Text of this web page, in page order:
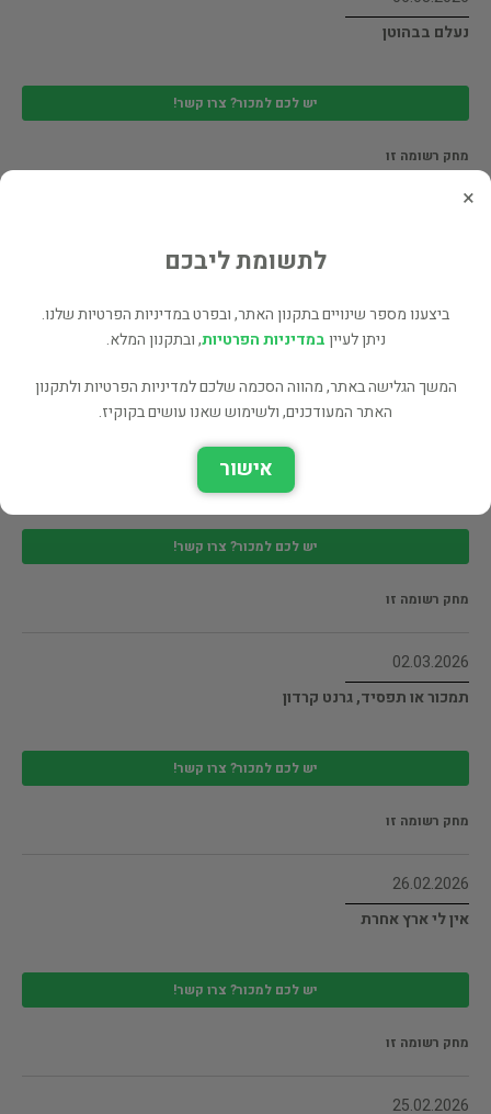
נעלם בבהוטן
יש לכם למכור? צרו קשר!
מחק רשומה זו
יש לכם למכור? צרו קשר!
מחק רשומה זו
מערבה עם הרוח של בריל מרקהאם
יש לכם למכור? צרו קשר!
מחק רשומה זו
02.03.2026
תמכור או תפסיד, גרנט קרדון
יש לכם למכור? צרו קשר!
מחק רשומה זו
26.02.2026
אין לי ארץ אחרת
יש לכם למכור? צרו קשר!
מחק רשומה זו
25.02.2026
×
לתשומת ליבכם
ביצענו מספר שינויים בתקנון האתר, ובפרט במדיניות הפרטיות שלנו.
ניתן לעייןבמדיניות הפרטיות, ובתקנון המלא.
המשך הגלישה באתר, מהווה הסכמה שלכם למדיניות הפרטיות ולתקנון
האתר המעודכנים, ולשימוש שאנו עושים בקוקיז.
אישור